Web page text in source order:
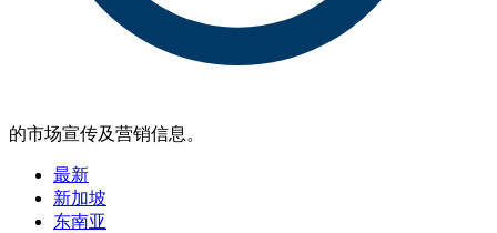
的市场宣传及营销信息。
最新
新加坡
东南亚